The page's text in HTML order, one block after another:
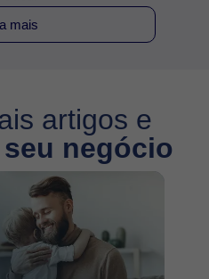
mais
artigos e
negócio